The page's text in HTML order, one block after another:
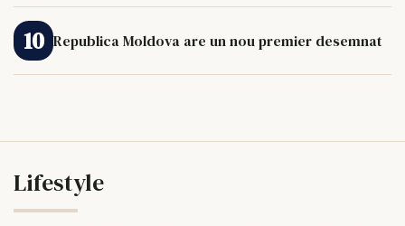
Republica Moldova are un nou premier desemnat
Lifestyle